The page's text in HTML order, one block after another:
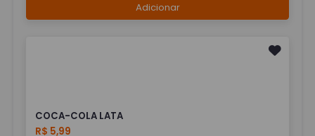
Adicionar
COCA-COLA LATA
R$ 5,99